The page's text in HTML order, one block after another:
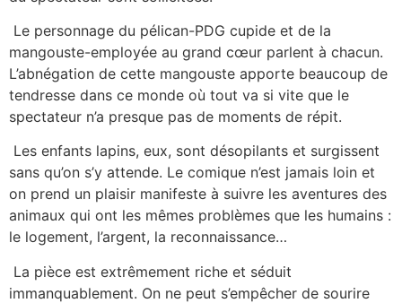
Le personnage du pélican-PDG cupide et de la
mangouste-employée au grand cœur parlent à chacun.
L’abnégation de cette mangouste apporte beaucoup de
tendresse dans ce monde où tout va si vite que le
spectateur n’a presque pas de moments de répit.
Les enfants lapins, eux, sont désopilants et surgissent
sans qu’on s’y attende. Le comique n’est jamais loin et
on prend un plaisir manifeste à suivre les aventures des
animaux qui ont les mêmes problèmes que les humains :
le logement, l’argent, la reconnaissance…
La pièce est extrêmement riche et séduit
immanquablement. On ne peut s’empêcher de sourire